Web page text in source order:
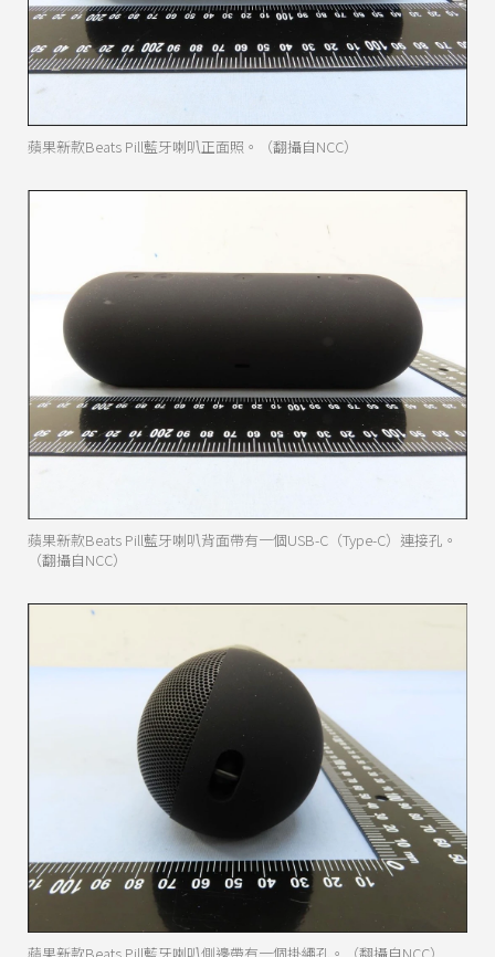
蘋果新款Beats Pill藍牙喇叭正面照。（翻攝自NCC）
蘋果新款Beats Pill藍牙喇叭背面帶有一個USB-C（Type-C）連接孔。
（翻攝自NCC）